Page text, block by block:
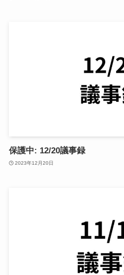
保護中: 12/20議事録
2023年12月20日